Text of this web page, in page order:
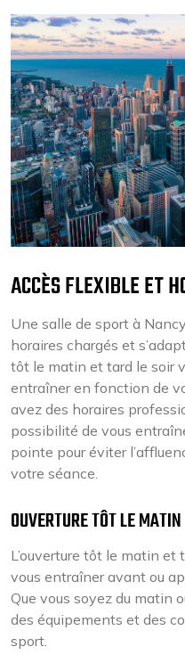
ACCÈS FLEXIBLE ET
Une salle de sport à
horaires chargés et
tôt le matin et tard le soir
entraîner en fonction de
avez des horaires
possibilité de vous
pointe pour éviter
votre séance.
OUVERTURE TÔT LE
L’ouverture tôt le matin et
vous entraîner avant ou
Que vous soyez du matin
des équipements et des
sport.